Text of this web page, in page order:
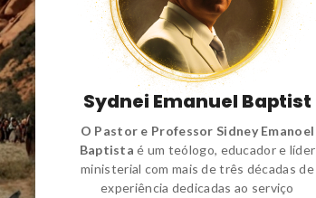
Sydnei Emanuel Baptist
O Pastor e Professor Sidney Emanoel
Baptista é um teólogo, educador e líder
ministerial com mais de três décadas de
experiência dedicadas ao serviço